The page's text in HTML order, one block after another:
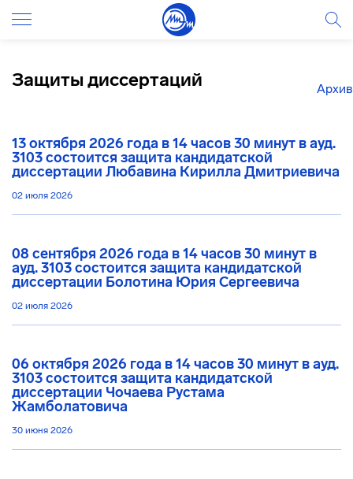
Защиты диссертаций Архив
13 октября 2026 года в 14 часов 30 минут в ауд.
3103 состоится защита кандидатской
диссертации Любавина Кирилла Дмитриевича
02 июля 2026
08 сентября 2026 года в 14 часов 30 минут в
ауд. 3103 состоится защита кандидатской
диссертации Болотина Юрия Сергеевича
02 июля 2026
06 октября 2026 года в 14 часов 30 минут в ауд.
3103 состоится защита кандидатской
диссертации Чочаева Рустама
Жамболатовича
30 июня 2026